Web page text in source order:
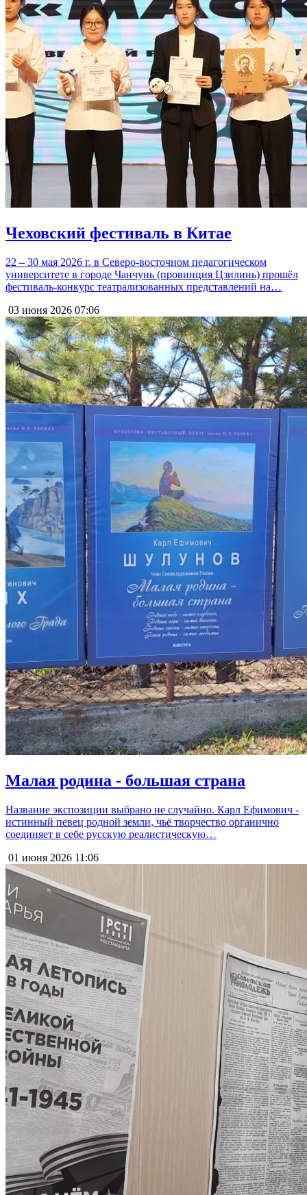
Чеховский фестиваль в Китае
22 – 30 мая 2026 г. в Северо-восточном педагогическом
университете в городе Чанчунь (провинция Цзилинь) прошёл
фестиваль-конкурс театрализованных представлений на…
03 июня 2026 07:06
Малая родина - большая страна
Название экспозиции выбрано не случайно. Карл Ефимович -
истинный певец родной земли, чьё творчество органично
соединяет в себе русскую реалистическую…
01 июня 2026 11:06